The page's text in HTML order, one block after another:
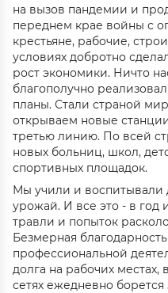
на вызов пандемии и
переднем крае войны с
крестьяне, рабочие,
условиях добротно
рост экономики. Ничто
благополучно
планы. Стали страной
открываем новые
третью линию. По всей
новых больниц, школ,
спортивных площадок.
Мы учили и воспитывали
урожай. И все это - в
травли и попыток
Безмерная
профессиональной
долга на рабочих
сетях ежедневно